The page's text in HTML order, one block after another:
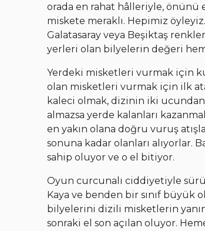
orada en rahat hâlleriyle, önünü
miskete meraklı. Hepimiz
Galatasaray veya Beşiktaş
yerleri olan bilyelerin değeri
Yerdeki misketleri vurmak için
olan misketleri vurmak için ilk
kaleci olmak, dizinin iki
almazsa yerde kalanları
en yakın olana doğru vuruş
sonuna kadar olanları alıyorlar.
sahip oluyor ve o el bitiyor.
Oyun curcunalı ciddiyetiyle
Kaya ve benden bir sınıf
bilyelerini dizili misketlerin
sonraki el son açılan oluyor.